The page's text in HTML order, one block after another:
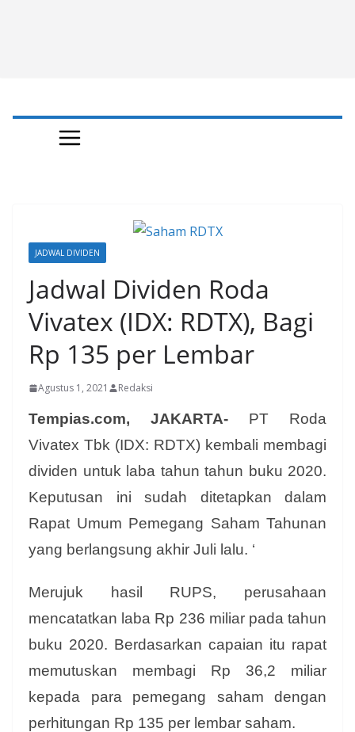
JADWAL DIVIDEN
Jadwal Dividen Roda
Vivatex (IDX: RDTX), Bagi
Rp 135 per Lembar
Agustus 1, 2021 Redaksi
Tempias.com, JAKARTA- PT Roda
Vivatex Tbk (IDX: RDTX) kembali membagi
dividen untuk laba tahun tahun buku 2020.
Keputusan ini sudah ditetapkan dalam
Rapat Umum Pemegang Saham Tahunan
yang berlangsung akhir Juli lalu. ‘
Merujuk hasil RUPS, perusahaan
mencatatkan laba Rp 236 miliar pada tahun
buku 2020. Berdasarkan capaian itu rapat
memutuskan membagi Rp 36,2 miliar
kepada para pemegang saham dengan
perhitungan Rp 135 per lembar saham.